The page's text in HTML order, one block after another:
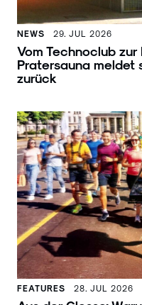
NEWS 29. JUL 2026
Vom Technoclub zur
Pratersauna meldet
zurück
FEATURES 28. JUL 2026